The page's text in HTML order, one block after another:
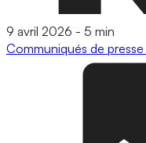
9 avril 2026 - 5 min
Communiqués de presse